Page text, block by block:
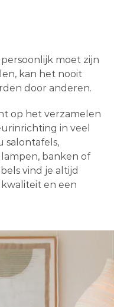
moet zijn
kan het nooit
door anderen.
op het verzamelen
in veel
salontafels,
banken of
vind je altijd
en een